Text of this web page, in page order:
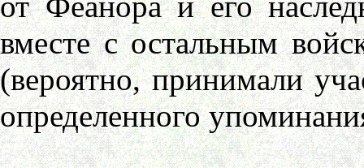
вместе с остальным
(вероятно, принимали
определенного